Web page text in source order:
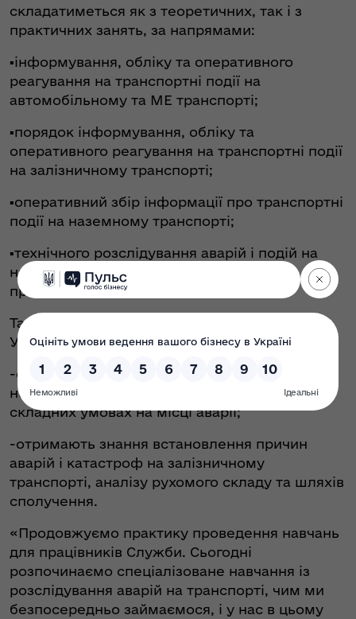
складатиметься як з теоретичних, так і з
практичних занять, за напрямами:
▪️інформування, обліку та оперативного
реагування на транспортні події на
автомобільному та МЕ транспорті;
▪️порядок інформування, обліку та
оперативного реагування на транспортні події
на залізничному транспорті;
▪️оперативний збір інформації про транспортні
події на наземному транспорті;
▪️технічного розслідування аварій і подій на
наземному транспорті, формування
пропозицій щодо безпекових заходів.
Також під час навчання працівники
Укртрансбезпеки:
-оволодіють навичками надавання
невідкладної домедичної допомоги в
складних умовах на місці аварії;
-отримають знання встановлення причин
аварій і катастроф на залізничному
транспорті, аналізу рухомого складу та шляхів
сполучення.
«Продовжуємо практику проведення навчань
для працівників Служби. Сьогодні
розпочинаємо спеціалізоване навчання із
розслідування аварій на транспорті, чим ми
безпосередньо займаємося, і у нас в цьому